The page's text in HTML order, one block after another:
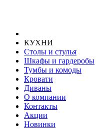
КУХНИ
Столы и стулья
Шкафы и гардеробы
Тумбы и комоды
Кровати
Диваны
О компании
Контакты
Акции
Новинки